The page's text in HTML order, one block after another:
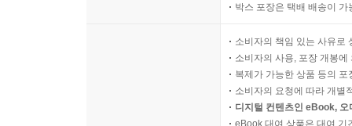
박스 포장은 택배 배송이
소비자의 책임 있는 사유로
소비자의 사용, 포장 개봉
복제가 가능한 상품 등의
소비자의 요청에 따라 개별
디지털 컨텐츠인 eBook,
eBook 대여 상품은 대여 기